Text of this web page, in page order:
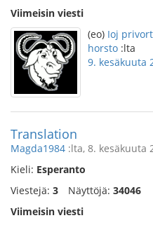
Viimeisin viesti
(eo) Ioj
horsto :lta
9. kesäkuuta
Translation
Magda1984 :lta, 8. kesäkuuta
Kieli: Esperanto
Viestejä: 3 Näyttöjä: 34046
Viimeisin viesti